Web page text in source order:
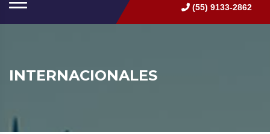
(55) 9133-2862
INTERNACIONALES